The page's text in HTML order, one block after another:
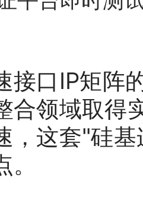
接口IP矩阵
合领域取得
，这套"硅